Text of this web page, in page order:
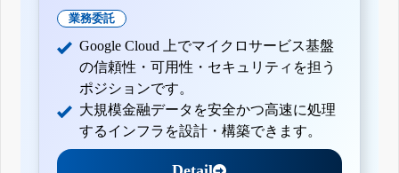
業務委託
Google Cloud 上でマイクロサービス基盤
の信頼性・可用性・セキュリティを担う
ポジションです。
大規模金融データを安全かつ高速に処理
するインフラを設計・構築できます。